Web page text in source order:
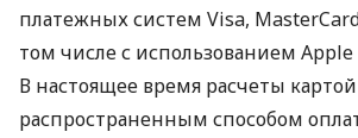
платежных систем Visa,
том числе с использованием Apple
В настоящее время расчеты
распространенным способом